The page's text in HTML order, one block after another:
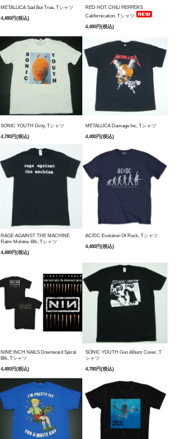
METALLICA Sad But True, Tシャツ
4,480円(税込)
RED HOT CHILI PEPPERS
Californication, Tシャツ
4,480円(税込)
SONIC YOUTH Dirty, Tシャツ
4,780円(税込)
METALLICA Damage Inc, Tシャツ
4,480円(税込)
RAGE AGAINST THE MACHINE
Ratm Molotov Blk, Tシャツ
4,480円(税込)
AC/DC Evolution Of Rock, Tシャツ
4,480円(税込)
NINE INCH NAILS Downward Spiral
Blk, Tシャツ
4,480円(税込)
SONIC YOUTH Goo Album Cover, T
シャツ
4,780円(税込)